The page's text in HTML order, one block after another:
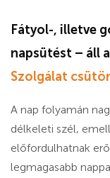
Fátyol-, illetve
napsütést – áll
Szolgálat
A nap folyamán
délkeleti szél,
előfordulhatnak
legmagasabb